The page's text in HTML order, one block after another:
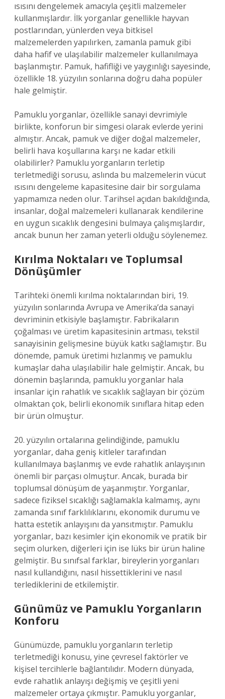
ısısını dengelemek amacıyla çeşitli malzemeler
kullanmışlardır. İlk yorganlar genellikle hayvan
postlarından, yünlerden veya bitkisel
malzemelerden yapılırken, zamanla pamuk gibi
daha hafif ve ulaşılabilir malzemeler kullanılmaya
başlanmıştır. Pamuk, hafifliği ve yaygınlığı sayesinde,
özellikle 18. yüzyılın sonlarına doğru daha popüler
hale gelmiştir.
Pamuklu yorganlar, özellikle sanayi devrimiyle
birlikte, konforun bir simgesi olarak evlerde yerini
almıştır. Ancak, pamuk ve diğer doğal malzemeler,
belirli hava koşullarına karşı ne kadar etkili
olabilirler? Pamuklu yorganların terletip
terletmediği sorusu, aslında bu malzemelerin vücut
ısısını dengeleme kapasitesine dair bir sorgulama
yapmamıza neden olur. Tarihsel açıdan bakıldığında,
insanlar, doğal malzemeleri kullanarak kendilerine
en uygun sıcaklık dengesini bulmaya çalışmışlardır,
ancak bunun her zaman yeterli olduğu söylenemez.
Kırılma Noktaları ve Toplumsal
Dönüşümler
Tarihteki önemli kırılma noktalarından biri, 19.
yüzyılın sonlarında Avrupa ve Amerika’da sanayi
devriminin etkisiyle başlamıştır. Fabrikaların
çoğalması ve üretim kapasitesinin artması, tekstil
sanayisinin gelişmesine büyük katkı sağlamıştır. Bu
dönemde, pamuk üretimi hızlanmış ve pamuklu
kumaşlar daha ulaşılabilir hale gelmiştir. Ancak, bu
dönemin başlarında, pamuklu yorganlar hala
insanlar için rahatlık ve sıcaklık sağlayan bir çözüm
olmaktan çok, belirli ekonomik sınıflara hitap eden
bir ürün olmuştur.
20. yüzyılın ortalarına gelindiğinde, pamuklu
yorganlar, daha geniş kitleler tarafından
kullanılmaya başlanmış ve evde rahatlık anlayışının
önemli bir parçası olmuştur. Ancak, burada bir
toplumsal dönüşüm de yaşanmıştır. Yorganlar,
sadece fiziksel sıcaklığı sağlamakla kalmamış, aynı
zamanda sınıf farklılıklarını, ekonomik durumu ve
hatta estetik anlayışını da yansıtmıştır. Pamuklu
yorganlar, bazı kesimler için ekonomik ve pratik bir
seçim olurken, diğerleri için ise lüks bir ürün haline
gelmiştir. Bu sınıfsal farklar, bireylerin yorganları
nasıl kullandığını, nasıl hissettiklerini ve nasıl
terlediklerini de etkilemiştir.
Günümüz ve Pamuklu Yorganların
Konforu
Günümüzde, pamuklu yorganların terletip
terletmediği konusu, yine çevresel faktörler ve
kişisel tercihlerle bağlantılıdır. Modern dünyada,
evde rahatlık anlayışı değişmiş ve çeşitli yeni
malzemeler ortaya çıkmıştır. Pamuklu yorganlar,